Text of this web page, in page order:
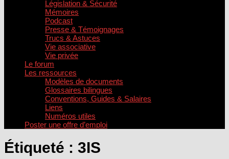
Législation & Sécurité
Mémoires
Podcast
Presse & Témoignages
Trucs & Astuces
Vie associative
Vie privée
Le forum
Les ressources
Modèles de documents
Glossaires bilingues
Conventions, Guides & Salaires
Liens
Numéros utiles
Poster une offre d’emploi
Étiqueté : 3IS